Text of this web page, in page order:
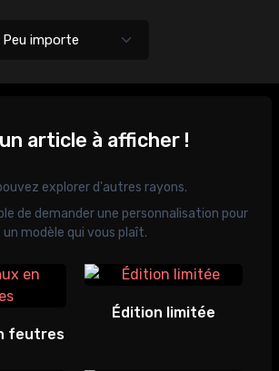
article à afficher !
explorer d'autres rayons.
de demander une personnalisation pour
un modèle qui vous plaît.
feutres
Édition limitée